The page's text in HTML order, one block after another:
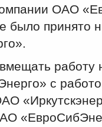
ОАО
было принято
работу
с